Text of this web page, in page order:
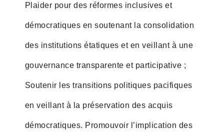
Plaider pour des réformes inclusives et
démocratiques en soutenant la consolidation
des institutions étatiques et en veillant à une
gouvernance transparente et participative ;
Soutenir les transitions politiques pacifiques
en veillant à la préservation des acquis
démocratiques. Promouvoir l’implication des